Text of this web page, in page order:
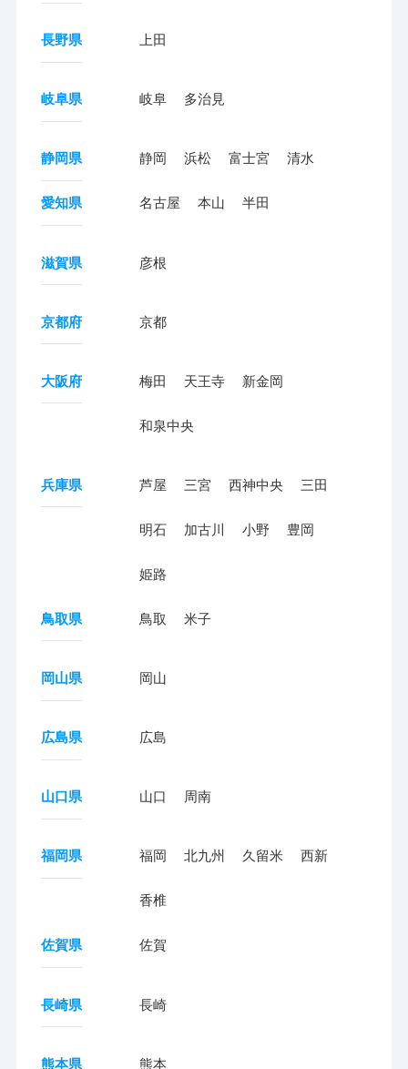
長野県 上田
岐阜県 岐阜 多治見
静岡県 静岡 浜松 富士宮 清水
愛知県 名古屋 本山 半田
滋賀県 彦根
京都府 京都
大阪府 梅田 天王寺 新金岡
和泉中央
兵庫県 芦屋 三宮 西神中央 三田
明石 加古川 小野 豊岡
姫路
鳥取県 鳥取 米子
岡山県 岡山
広島県 広島
山口県 山口 周南
福岡県 福岡 北九州 久留米 西新
香椎
佐賀県 佐賀
長崎県 長崎
熊本県 熊本